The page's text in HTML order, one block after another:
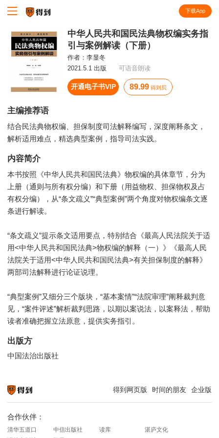
下载App
中华人民共和国民法典物权编实务指
引与案例解读（下册）
作者： 李显冬
2021.5.1 出版
可语音朗读
开通电子书VIP 89.99 得到贝
主编推荐语
结合民法典物权编、担保制度司法解释编写，深度阐释条文，
解析适用难点，精选典型案例，指导司法实践。
内容简介
本书按照《中华人民共和国民法典》物权编的具体章节，分为
上册（通则与所有权分编）和下册（用益物权、担保物权及占
有权分编），从“条文疏义”“典型案例”两个角度对物权编条文逐
条进行解读。
“条文疏义”提示条文适用要点，特别结合《最高人民法院关于适
用<中华人民共和国民法典>物权编的解释（一）》《最高人民
法院关于适用<中华人民共和国民法典>有关担保制度的解释》
两部司法解释进行论证说理。
“典型案例”又细分三个版块，“基本案情”“法院审理”阐释裁判意
见，“案件评述”解析裁判思路，以期以案说法，以案释法，帮助
读者准确把握立法原意，提供实务指引。
出版方
中国法治出版社
得到网页版 时间的朋友 企业版
合作伙伴：
清华五道口 中信出版社 读库
湛庐文化